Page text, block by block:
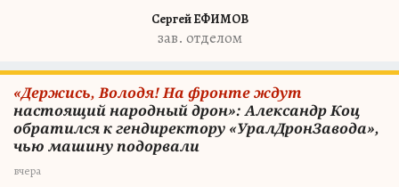
Сергей ЕФИМОВ
зав. отделом
«Держись, Володя! На фронте ждут
настоящий народный дрон»: Александр Коц
обратился к гендиректору «УралДронЗавода»,
чью машину подорвали
вчера